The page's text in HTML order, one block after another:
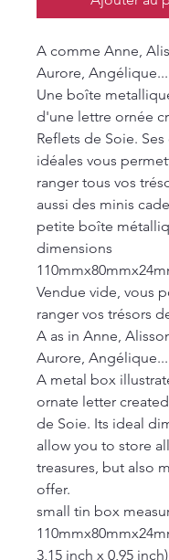
A comme Anne,
Aurore,
Une boîte
d'une lettre ornée
Reflets de Soie.
idéales vous
ranger tous vos
aussi des minis
petite boîte
dimensions
Vendue vide, vous
ranger vos trésors
A as in Anne,
Aurore,
A metal box
ornate letter
de Soie. Its ideal
allow you to store
treasures, but also
offer.
small tin box
3,15 inch x 0,95 inch)